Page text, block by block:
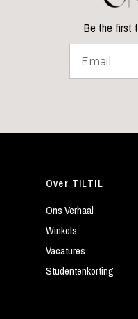
Be the first
Over TILTIL
Ons Verhaal
Winkels
Vacatures
Studentenkorting